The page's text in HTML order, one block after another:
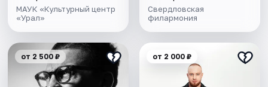
МАУК «Культурный центр
«Урал»
Свердловская
филармония
от 2 500 ₽ от 2 000 ₽